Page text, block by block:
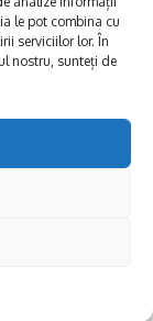
le pot combina cu
serviciilor lor. În
nostru, sunteți de